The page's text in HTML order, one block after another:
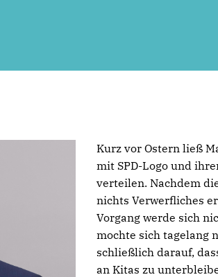
Kurz vor Ostern ließ
mit SPD-Logo und
verteilen. Nachdem
nichts Verwerfliches
Vorgang werde sich
mochte sich tagelang
schließlich darauf,
an Kitas zu